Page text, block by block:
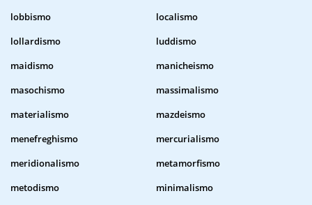
lobbismo
localismo
lollardismo
luddismo
maidismo
manicheismo
masochismo
massimalismo
materialismo
mazdeismo
menefreghismo
mercurialismo
meridionalismo
metamorfismo
metodismo
minimalismo